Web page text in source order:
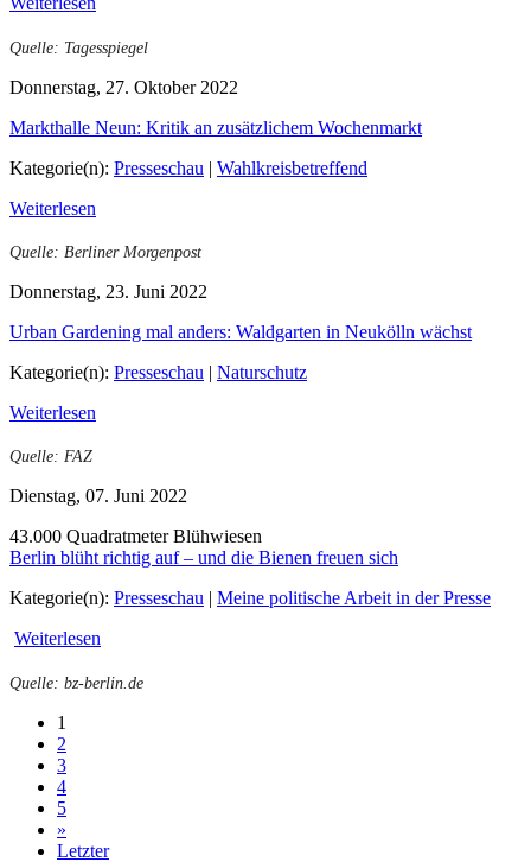
Quelle: Tagesspiegel
Donnerstag, 27. Oktober 2022
Markthalle Neun: Kritik an zusätzlichem Wochenmarkt
Kategorie(n): Presseschau | Wahlkreisbetreffend
Weiterlesen
Quelle: Berliner Morgenpost
Donnerstag, 23. Juni 2022
Urban Gardening mal anders: Waldgarten in Neukölln wächst
Kategorie(n): Presseschau | Naturschutz
Weiterlesen
Quelle: FAZ
Dienstag, 07. Juni 2022
43.000 Quadratmeter Blühwiesen
Berlin blüht richtig auf – und die Bienen freuen sich
Kategorie(n): Presseschau | Meine politische Arbeit in der Presse
Weiterlesen
Quelle: bz-berlin.de
1
2
3
4
5
»
Letzter